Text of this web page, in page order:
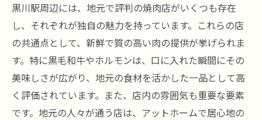
黒川駅周辺には、地元で評判の焼肉店がいくつも存在
し、それぞれが独自の魅力を持っています。これらの店
の共通点として、新鮮で質の高い肉の提供が挙げられま
す。特に黒毛和牛やホルモンは、口に入れた瞬間にその
美味しさが広がり、地元の食材を活かした一品として高
く評価されています。また、店内の雰囲気も重要な要素
です。地元の人々が通う店は、アットホームで居心地の